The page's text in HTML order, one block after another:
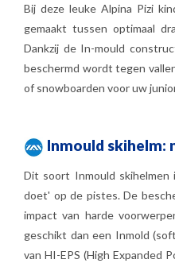
Bij deze leuke Alpina Pizi
gemaakt tussen optimaal
Dankzij de In-mould
beschermd wordt tegen
of snowboarden voor uw
Inmould skihelm:
Dit soort Inmould
doet' op de pistes. De
impact van harde
geschikt dan een Inmold
van HI-EPS (High Expanded